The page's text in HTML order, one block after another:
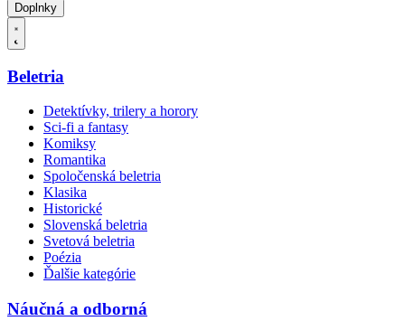
Doplnky
Beletria
Detektívky, trilery a horory
Sci-fi a fantasy
Komiksy
Romantika
Spoločenská beletria
Klasika
Historické
Slovenská beletria
Svetová beletria
Poézia
Ďalšie kategórie
Náučná a odborná